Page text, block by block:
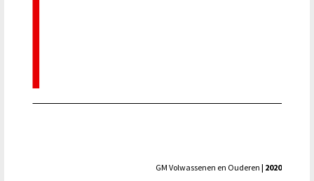
GM Volwassenen en Ouderen | 2020